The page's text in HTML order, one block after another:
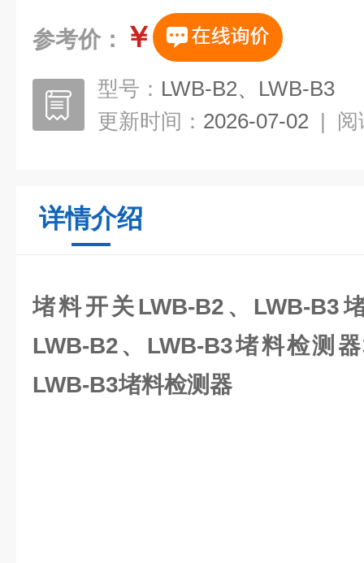
参考价： ￥
型号： LWB-B2、LWB-B3
更新时间： 2026-07-02 | 阅
详情介绍
堵料开关LWB-B2、LWB-B3
LWB-B2、LWB-B3堵料检测器
LWB-B3堵料检测器